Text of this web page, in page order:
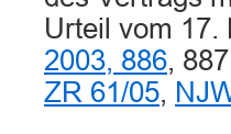
Urteil vom 17.
2003, 886,
ZR 61/05,